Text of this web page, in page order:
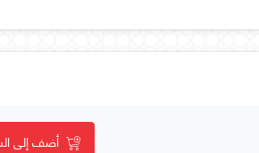
أضف إلى